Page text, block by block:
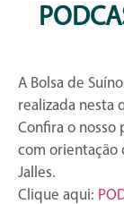
A Bolsa de
realizada nesta
Confira o nosso
com orientação
Jalles.
Clique aqui: